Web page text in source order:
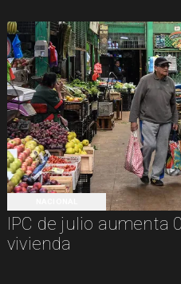
IPC de julio aumenta
vivienda